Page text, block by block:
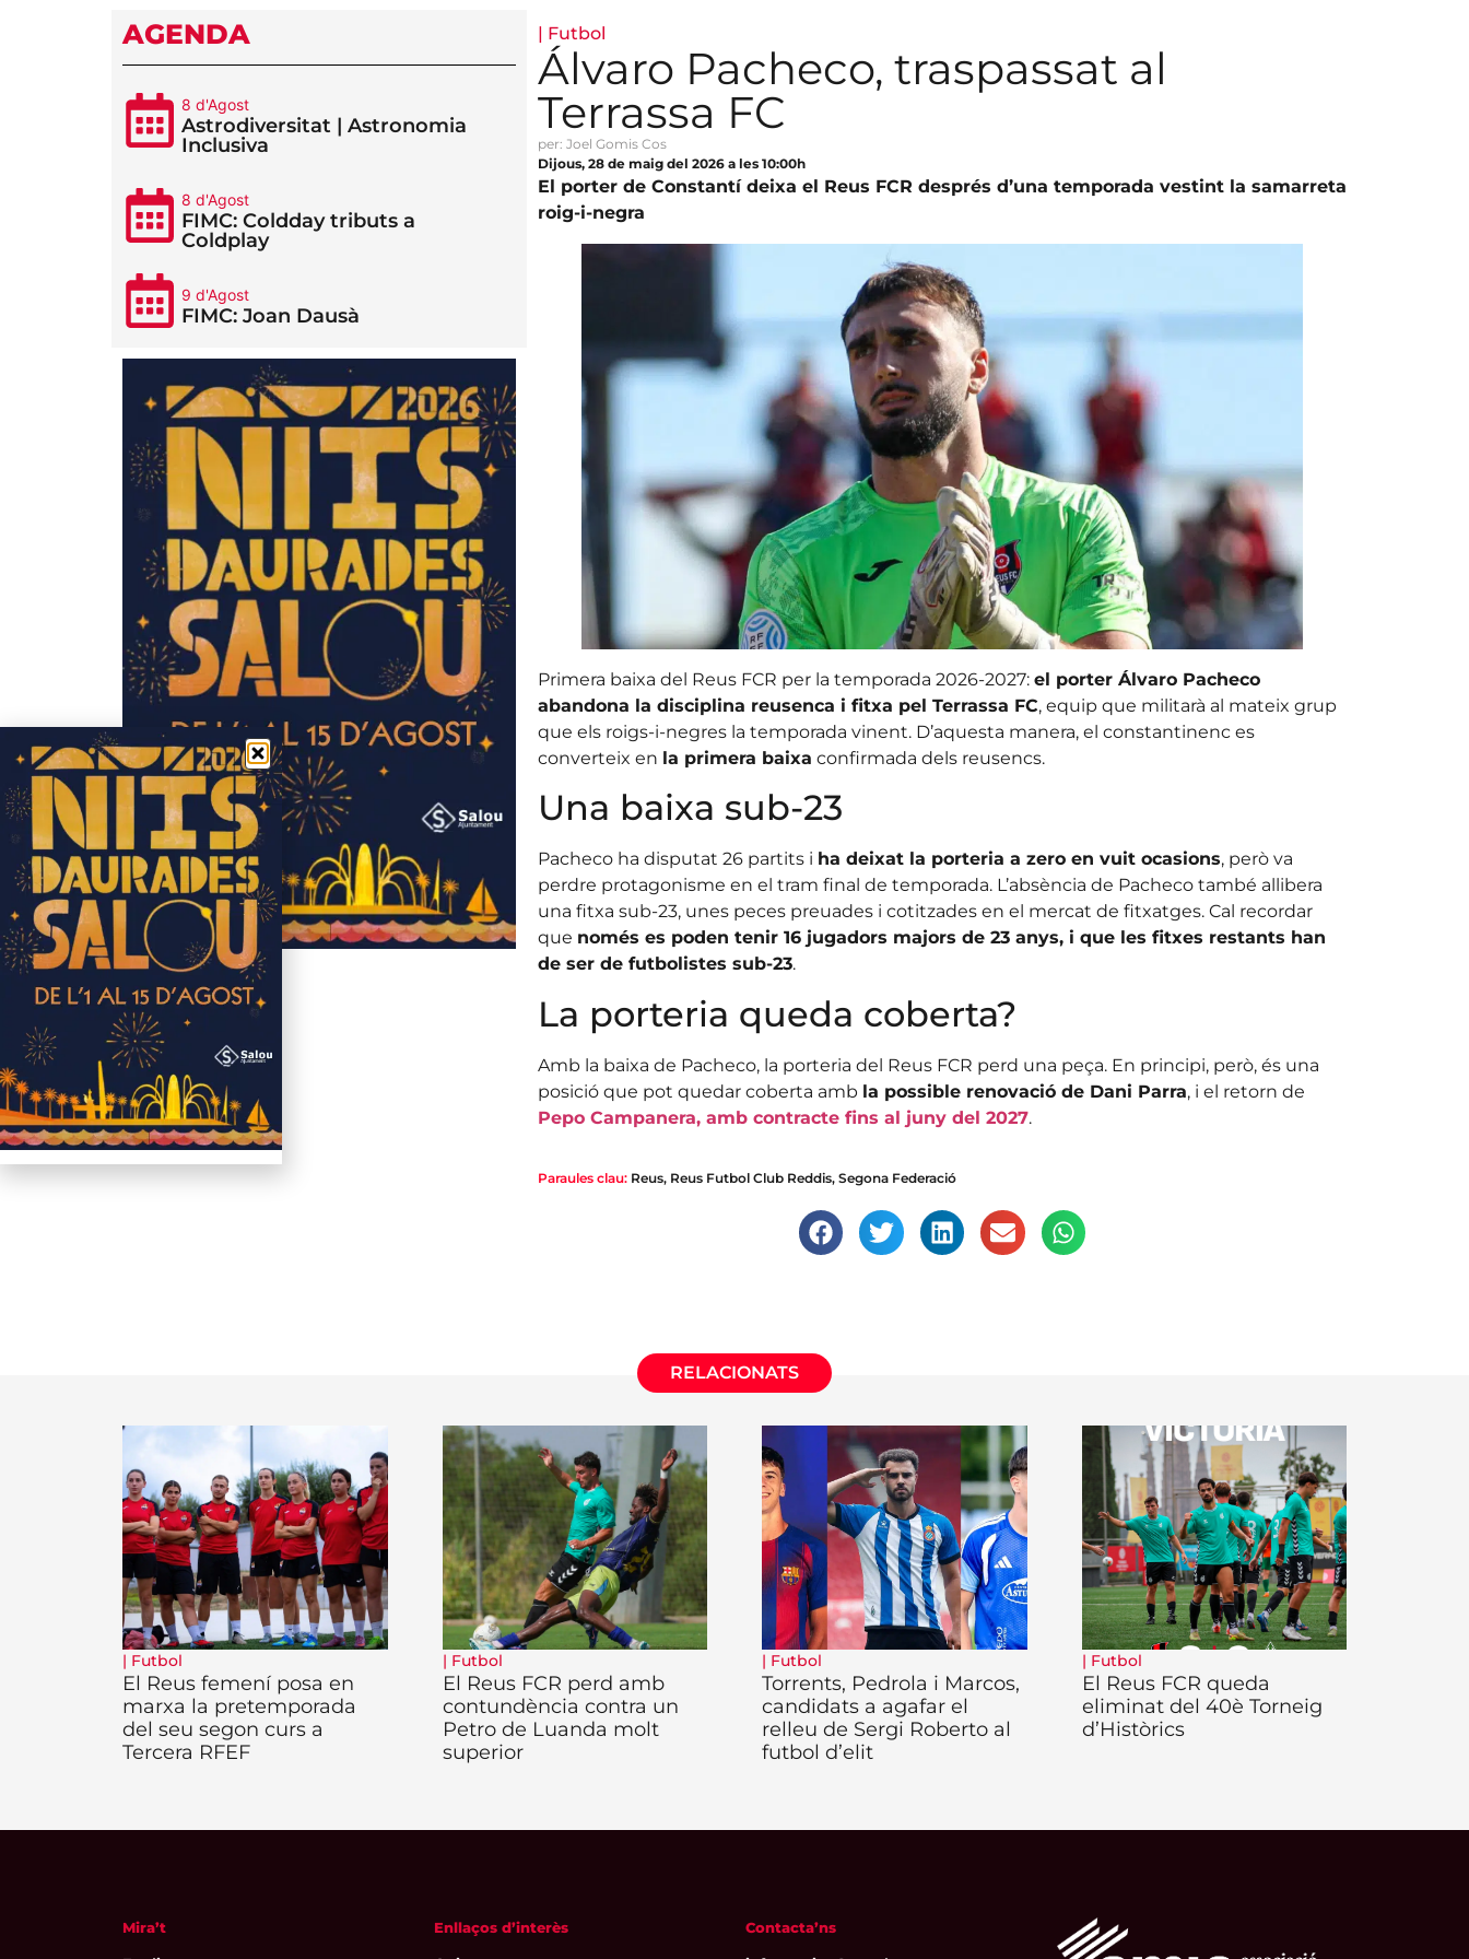
AGENDA
8 d'Agost
Astrodiversitat | Astronomia
Inclusiva
8 d'Agost
FIMC: Coldday tributs a
Coldplay
9 d'Agost
FIMC: Joan Dausà
| Futbol
Álvaro Pacheco, traspassat al
Terrassa FC
per: Joel Gomis Cos
Dijous, 28 de maig del 2026 a les 10:00h
El porter de Constantí deixa el Reus FCR després d’una temporada vestint la samarreta
roig-i-negra
Primera baixa del Reus FCR per la temporada 2026-2027: el porter Álvaro Pacheco
abandona la disciplina reusenca i fitxa pel Terrassa FC, equip que militarà al mateix grup
que els roigs-i-negres la temporada vinent. D’aquesta manera, el constantinenc es
converteix en la primera baixa confirmada dels reusencs.
Una baixa sub-23
Pacheco ha disputat 26 partits i ha deixat la porteria a zero en vuit ocasions, però va
perdre protagonisme en el tram final de temporada. L’absència de Pacheco també allibera
una fitxa sub-23, unes peces preuades i cotitzades en el mercat de fitxatges. Cal recordar
que només es poden tenir 16 jugadors majors de 23 anys, i que les fitxes restants han
de ser de futbolistes sub-23.
La porteria queda coberta?
Amb la baixa de Pacheco, la porteria del Reus FCR perd una peça. En principi, però, és una
posició que pot quedar coberta amb la possible renovació de Dani Parra, i el retorn de
Pepo Campanera, amb contracte fins al juny del 2027.
Paraules clau: Reus, Reus Futbol Club Reddis, Segona Federació
RELACIONATS
| Futbol
El Reus femení posa en
marxa la pretemporada
del seu segon curs a
Tercera RFEF
| Futbol
El Reus FCR perd amb
contundència contra un
Petro de Luanda molt
superior
| Futbol
Torrents, Pedrola i Marcos,
candidats a agafar el
relleu de Sergi Roberto al
futbol d’elit
| Futbol
El Reus FCR queda
eliminat del 40è Torneig
d’Històrics
Mira’t Enllaços d’interès Contacta’ns